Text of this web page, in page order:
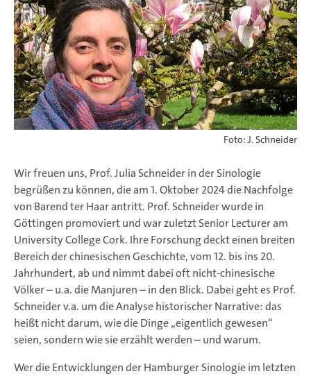
Foto: J. Schneider
Wir freuen uns, Prof. Julia Schneider in der Sinologie
begrüßen zu können, die am 1. Oktober 2024 die Nachfolge
von Barend ter Haar antritt. Prof. Schneider wurde in
Göttingen promoviert und war zuletzt Senior Lecturer am
University College Cork. Ihre Forschung deckt einen breiten
Bereich der chinesischen Geschichte, vom 12. bis ins 20.
Jahrhundert, ab und nimmt dabei oft nicht-chinesische
Völker – u.a. die Manjuren – in den Blick. Dabei geht es Prof.
Schneider v.a. um die Analyse historischer Narrative: das
heißt nicht darum, wie die Dinge „eigentlich gewesen“
seien, sondern wie sie erzählt werden – und warum.
Wer die Entwicklungen der Hamburger Sinologie im letzten